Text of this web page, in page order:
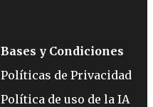
Bases y Condiciones
Políticas de Privacidad
Política de uso de la IA